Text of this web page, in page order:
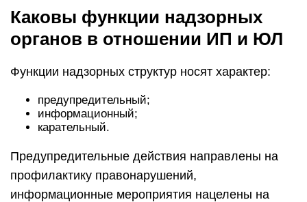
Каковы функции надзорных
органов в отношении ИП и ЮЛ
Функции надзорных структур носят характер:
предупредительный;
информационный;
карательный.
Предупредительные действия направлены на
профилактику правонарушений,
информационные мероприятия нацелены на